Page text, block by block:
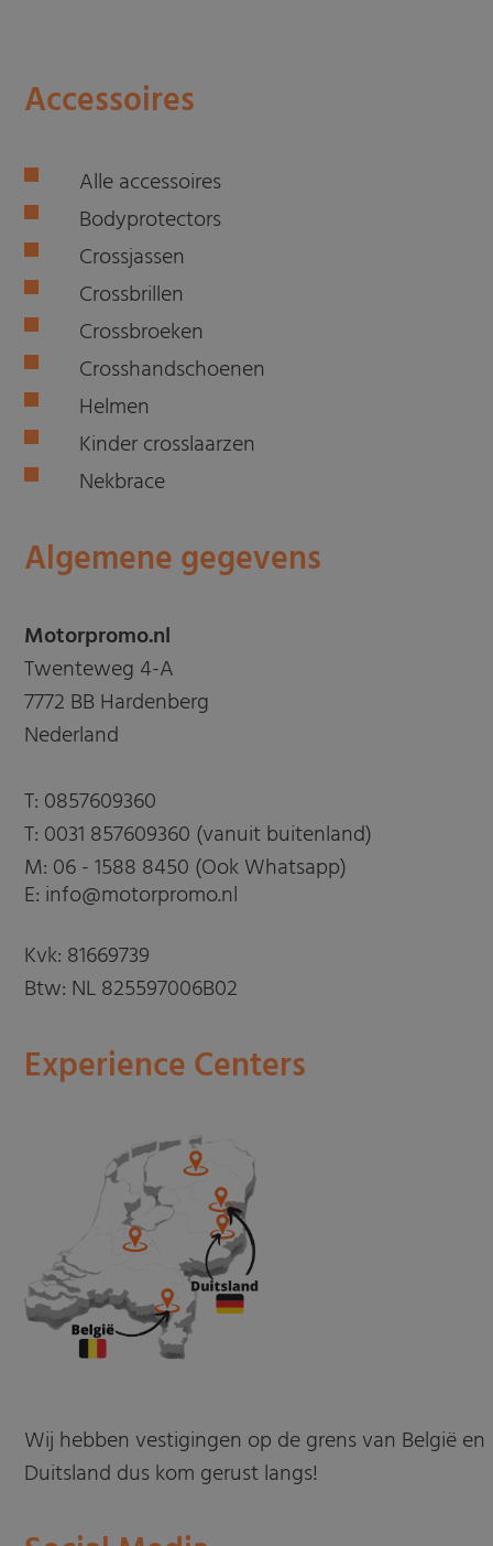
Accessoires
Alle accessoires
Bodyprotectors
Crossjassen
Crossbrillen
Crossbroeken
Crosshandschoenen
Helmen
Kinder crosslaarzen
Nekbrace
Algemene gegevens
Motorpromo.nl
Twenteweg 4-A
7772 BB Hardenberg
Nederland
T: 0857609360
T: 0031 857609360 (vanuit buitenland)
M: 06 - 1588 8450 (Ook Whatsapp)
E: info@motorpromo.nl
Kvk: 81669739
Btw: NL 825597006B02
Experience Centers
Wij hebben vestigingen op de grens van België en
Duitsland dus kom gerust langs!